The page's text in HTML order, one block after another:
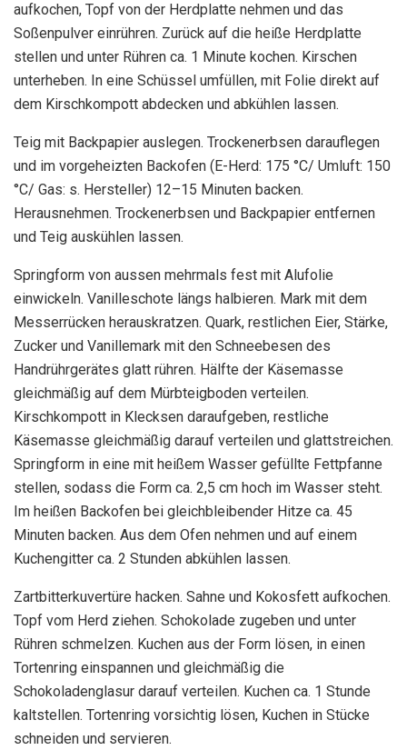
aufkochen, Topf von der Herdplatte nehmen und das
Soßenpulver einrühren. Zurück auf die heiße Herdplatte
stellen und unter Rühren ca. 1 Minute kochen. Kirschen
unterheben. In eine Schüssel umfüllen, mit Folie direkt auf
dem Kirschkompott abdecken und abkühlen lassen.
Teig mit Backpapier auslegen. Trockenerbsen darauflegen
und im vorgeheizten Backofen (E-Herd: 175 °C/ Umluft: 150
°C/ Gas: s. Hersteller) 12–15 Minuten backen.
Herausnehmen. Trockenerbsen und Backpapier entfernen
und Teig auskühlen lassen.
Springform von aussen mehrmals fest mit Alufolie
einwickeln. Vanilleschote längs halbieren. Mark mit dem
Messerrücken herauskratzen. Quark, restlichen Eier, Stärke,
Zucker und Vanillemark mit den Schneebesen des
Handrührgerätes glatt rühren. Hälfte der Käsemasse
gleichmäßig auf dem Mürbteigboden verteilen.
Kirschkompott in Klecksen daraufgeben, restliche
Käsemasse gleichmäßig darauf verteilen und glattstreichen.
Springform in eine mit heißem Wasser gefüllte Fettpfanne
stellen, sodass die Form ca. 2,5 cm hoch im Wasser steht.
Im heißen Backofen bei gleichbleibender Hitze ca. 45
Minuten backen. Aus dem Ofen nehmen und auf einem
Kuchengitter ca. 2 Stunden abkühlen lassen.
Zartbitterkuvertüre hacken. Sahne und Kokosfett aufkochen.
Topf vom Herd ziehen. Schokolade zugeben und unter
Rühren schmelzen. Kuchen aus der Form lösen, in einen
Tortenring einspannen und gleichmäßig die
Schokoladenglasur darauf verteilen. Kuchen ca. 1 Stunde
kaltstellen. Tortenring vorsichtig lösen, Kuchen in Stücke
schneiden und servieren.